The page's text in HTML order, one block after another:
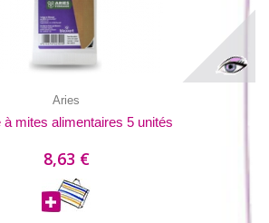
Aries
à mites alimentaires 5 unités
8,63 €